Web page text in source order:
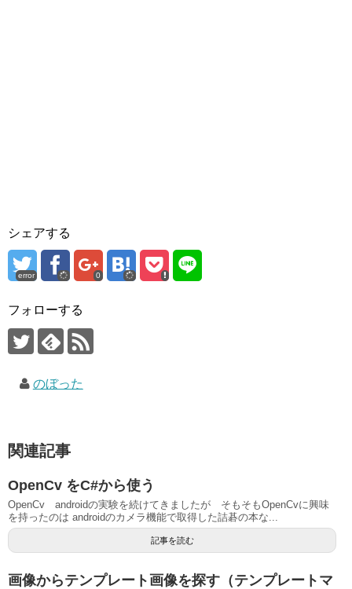
シェアする
error 0
フォローする
のぼった
関連記事
OpenCv をC#から使う
OpenCv androidの実験を続けてきましたが そもそもOpenCvに興味
を持ったのは androidのカメラ機能で取得した詰碁の本な...
記事を読む
画像からテンプレート画像を探す（テンプレートマ